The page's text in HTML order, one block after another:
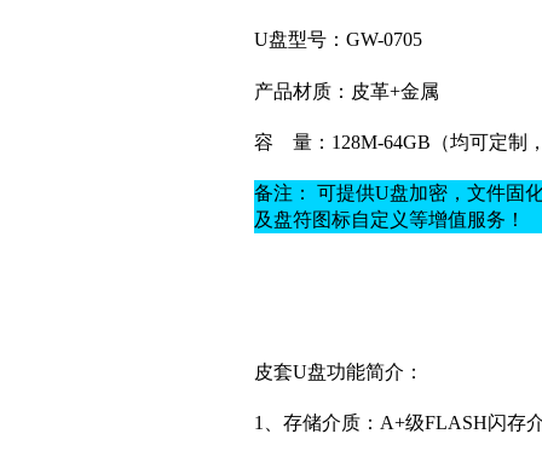
U盘型号：GW-0705
产品材质： 皮革+金属
容 量：128M-64GB（均可定制
备注： 可提供U盘加密，文件固
及盘符图标自定义等增值服务！
皮套U盘功能简介：
1、存储介质：A+级FLASH闪存